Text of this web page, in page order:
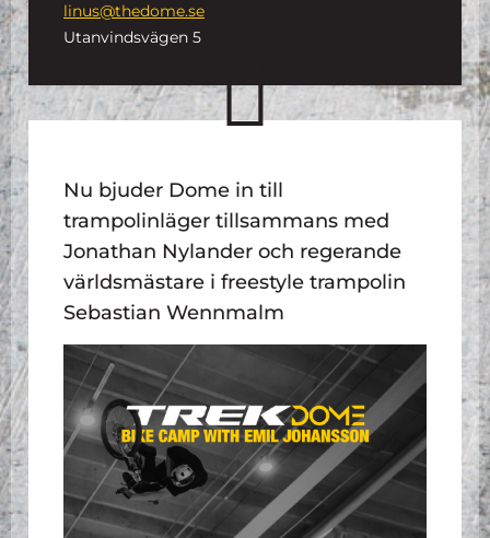
linus@thedome.se
Utanvindsvägen 5
Nu bjuder Dome in till
trampolinläger tillsammans med
Jonathan Nylander och regerande
världsmästare i freestyle trampolin
Sebastian Wennmalm